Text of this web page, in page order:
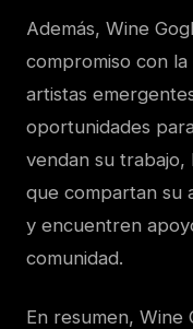
Además, Wine
compromiso con
artistas
oportunidades
vendan su
que compartan su
y encuentren
comunidad.
En resumen, Wine